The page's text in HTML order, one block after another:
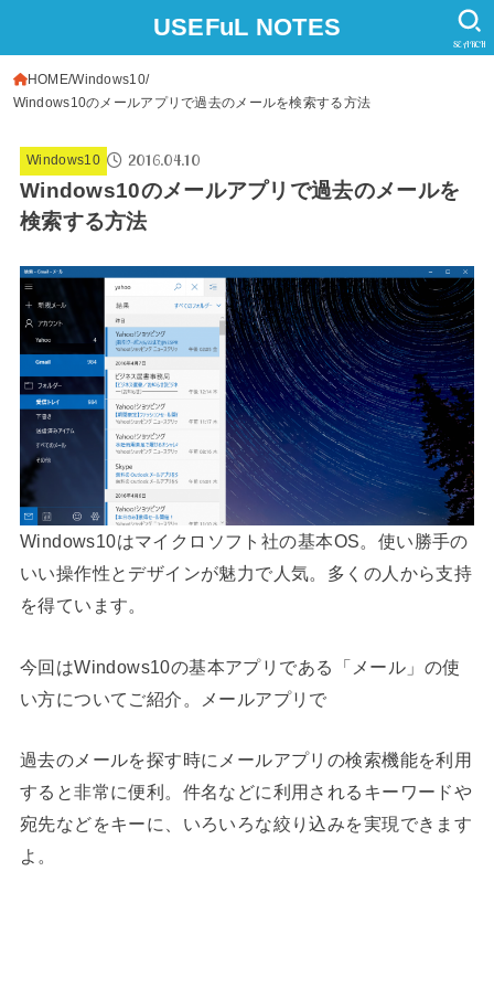
USEFuL NOTES
SEARCH
HOME Windows10
Windows10のメールアプリで過去のメールを検索する方法
Windows10 2016.04.10
Windows10のメールアプリで過去のメールを
検索する方法
Windows10はマイクロソフト社の基本OS。使い勝手の
いい操作性とデザインが魅力で人気。多くの人から支持
を得ています。
今回はWindows10の基本アプリである「メール」の使
い方についてご紹介。メールアプリで
過去のメールを探す時にメールアプリの検索機能を利用
すると非常に便利。件名などに利用されるキーワードや
宛先などをキーに、いろいろな絞り込みを実現できます
よ。